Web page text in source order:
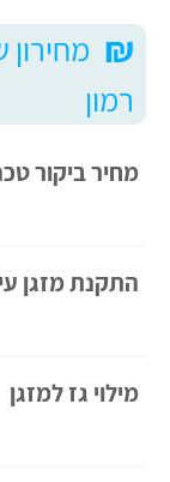
₪
רמון
מחיר ביקור
התקנת מזגן עילי
מילוי גז למזגן